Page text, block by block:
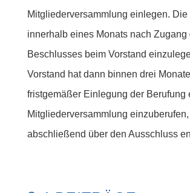
Mitgliederversammlung einlegen. Die
innerhalb eines Monats nach Zugang
Beschlusses beim Vorstand
Vorstand hat dann binnen drei
fristgemäßer Einlegung der Berufung
Mitgliederversammlung
abschließend über den Ausschluss